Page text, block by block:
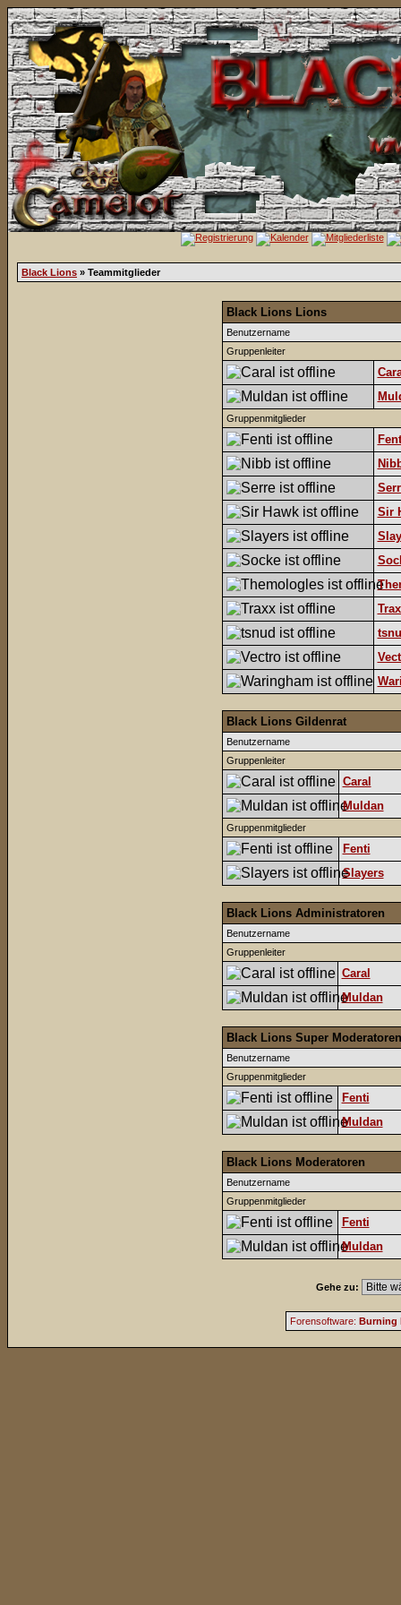
Black Lions » Teammitglieder
Black Lions Lions
Benutzername
Gruppenleiter
Gruppenmitglieder
Sir
Black Lions Gildenrat
Benutzername
Gruppenleiter
Caral
Muldan
Gruppenmitglieder
Fenti
Slayers
Black Lions Administratoren
Benutzername
Gruppenleiter
Caral
Muldan
Black Lions Super Moderatoren
Benutzername
Gruppenmitglieder
Fenti
Muldan
Black Lions Moderatoren
Benutzername
Gruppenmitglieder
Fenti
Muldan
Gehe zu:
Forensoftware: Burning